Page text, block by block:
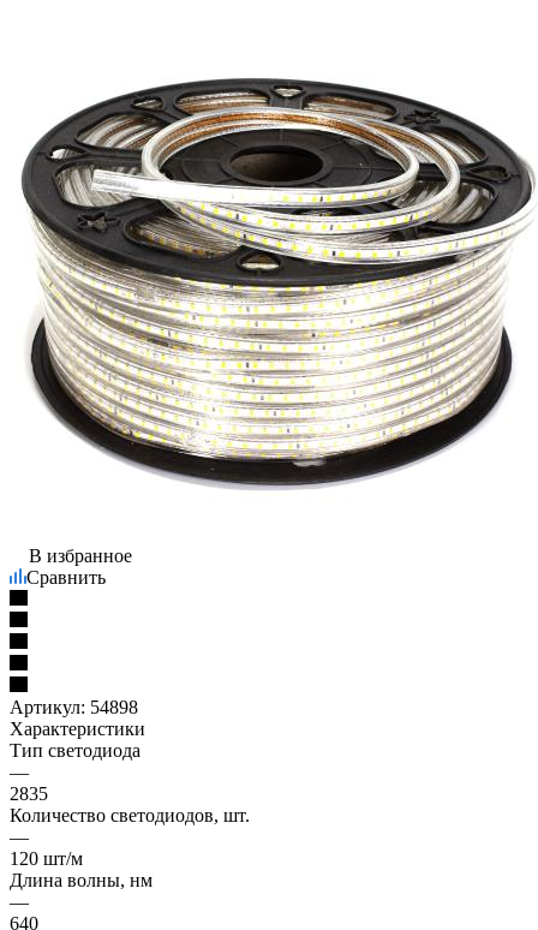
В избранное
Сравнить
Артикул: 54898
Характеристики
Тип светодиода
—
2835
Количество светодиодов, шт.
—
120 шт/м
Длина волны, нм
—
640